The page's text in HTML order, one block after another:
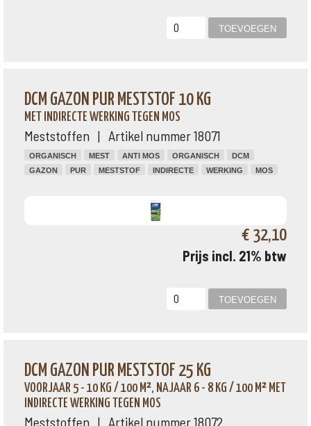
DCM GAZON PUR MESTSTOF 10 KG
MET INDIRECTE WERKING TEGEN MOS
Meststoffen | Artikel nummer 18071
ORGANISCH MEST ANTI MOS ORGANISCH
DCM
GAZON
PUR MESTSTOF INDIRECTE WERKING MOS
€ 32,10
Prijs incl. 21% btw
DCM GAZON PUR MESTSTOF 25 KG
VOORJAAR 5 - 10 KG / 100 M², NAJAAR 6 - 8 KG / 100 M² MET
INDIRECTE WERKING TEGEN MOS
Meststoffen | Artikel nummer 18072